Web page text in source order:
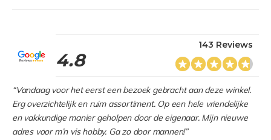
4.8
143 Reviews
“Vandaag voor het eerst een bezoek gebracht aan deze winkel.
Erg overzichtelijk en ruim assortiment. Op een hele vriendelijke
en vakkundige manier geholpen door de eigenaar. Mijn nieuwe
adres voor m’n vis hobby. Ga zo door mannen!”